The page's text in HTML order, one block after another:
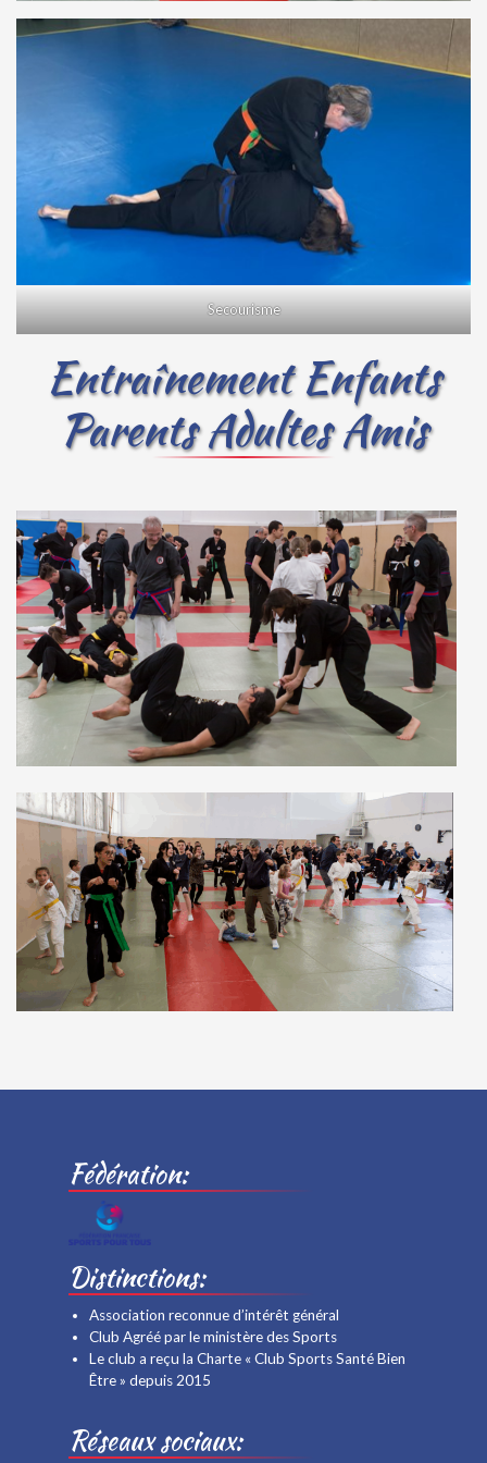
Secourisme
Entraînement Enfants
Parents Adultes Amis
Fédération:
Distinctions:
Association reconnue d’intérêt général
Club Agréé par le ministère des Sports
Le club a reçu la Charte « Club Sports Santé Bien
Être » depuis 2015
Réseaux sociaux: